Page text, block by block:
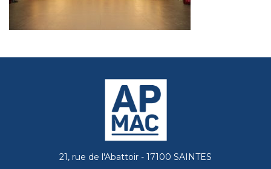
21, rue de l'Abattoir - 17100 SAINTES